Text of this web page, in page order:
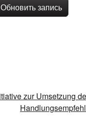
Обновить запись